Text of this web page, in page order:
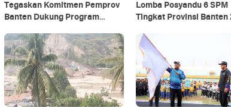
Tegaskan Komitmen Pemprov
Banten Dukung Program
Lomba Posyandu 6 SPM
Tingkat Provinsi Banten